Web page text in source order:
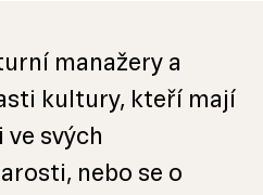
manažery a
kultury, kteří mají
svých
nebo se o